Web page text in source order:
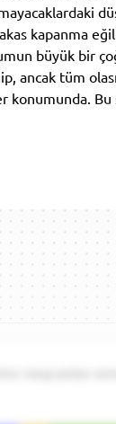
kapanma
büyük bir
ancak tüm
konumunda.